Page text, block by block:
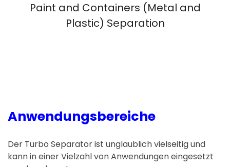
Paint and Containers (Metal and
Plastic) Separation
Anwendungsbereiche
Der Turbo Separator ist unglaublich vielseitig und
kann in einer Vielzahl von Anwendungen eingesetzt